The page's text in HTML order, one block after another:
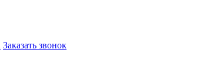
Заказать звонок